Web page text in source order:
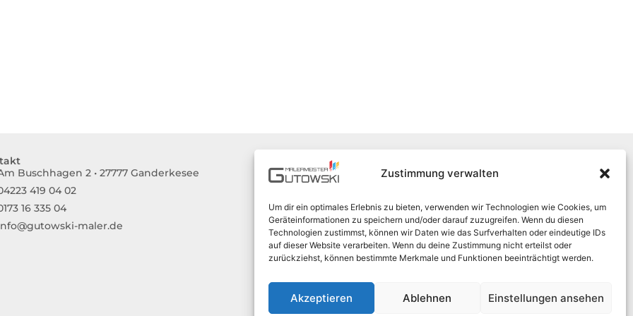
Zustimmung verwalten
Um dir ein optimales Erlebnis zu bieten, verwenden wir Technologien wie Cookies, um
Geräteinformationen zu speichern und/oder darauf zuzugreifen. Wenn du diesen
Technologien zustimmst, können wir Daten wie das Surfverhalten oder eindeutige IDs
auf dieser Website verarbeiten. Wenn du deine Zustimmung nicht erteilst oder
zurückziehst, können bestimmte Merkmale und Funktionen beeinträchtigt werden.
Akzeptieren Ablehnen Einstellungen ansehen
Buschhagen 2 • 27777 Ganderkesee
419 04 02
16 335 04
maler.de
Standorte
Hude
Wildeshausen
Schierbrok
Oldenburg
Weyhe
Bremen
Impressum
Cookies
Regionales Engagement